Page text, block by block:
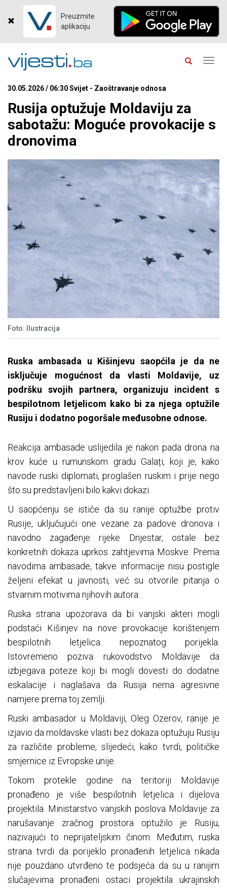
Preuzmite
aplikaciju
30.05.2026 / 06:30 Svijet - Zaoštravanje odnosa
Rusija optužuje Moldaviju za
sabotažu: Moguće provokacije s
dronovima
Foto: Ilustracija
Ruska ambasada u Kišinjevu saopćila je da ne
isključuje mogućnost da vlasti Moldavije, uz
podršku svojih partnera, organizuju incident s
bespilotnom letjelicom kako bi za njega optužile
Rusiju i dodatno pogoršale međusobne odnose.
Reakcija ambasade uslijedila je nakon pada drona na
krov kuće u rumunskom gradu Galați, koji je, kako
navode ruski diplomati, proglašen ruskim i prije nego
što su predstavljeni bilo kakvi dokazi.
U saopćenju se ističe da su ranije optužbe protiv
Rusije, uključujući one vezane za padove dronova i
navodno zagađenje rijeke Dnjestar, ostale bez
konkretnih dokaza uprkos zahtjevima Moskve. Prema
navodima ambasade, takve informacije nisu postigle
željeni efekat u javnosti, već su otvorile pitanja o
stvarnim motivima njihovih autora.
Ruska strana upozorava da bi vanjski akteri mogli
podstaći Kišinjev na nove provokacije korištenjem
bespilotnih letjelica nepoznatog porijekla.
Istovremeno poziva rukovodstvo Moldavije da
izbjegava poteze koji bi mogli dovesti do dodatne
eskalacije i naglašava da Rusija nema agresivne
namjere prema toj zemlji.
Ruski ambasador u Moldaviji, Oleg Ozerov, ranije je
izjavio da moldavske vlasti bez dokaza optužuju Rusiju
za različite probleme, slijedeći, kako tvrdi, političke
smjernice iz Evropske unije.
Tokom protekle godine na teritoriji Moldavije
pronađeno je više bespilotnih letjelica i dijelova
projektila. Ministarstvo vanjskih poslova Moldavije za
narušavanje zračnog prostora optužilo je Rusiju,
nazivajući to neprijateljskim činom. Međutim, ruska
strana tvrdi da porijeklo pronađenih letjelica nikada
nije pouzdano utvrđeno te podsjeća da su u ranijim
slučajevima pronađeni ostaci projektila ukrajinskih